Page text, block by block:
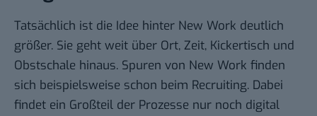
Tatsächlich ist die Idee hinter New Work deutlich
größer. Sie geht weit über Ort, Zeit, Kickertisch und
Obstschale hinaus. Spuren von New Work finden
sich beispielsweise schon beim Recruiting. Dabei
findet ein Großteil der Prozesse nur noch digital